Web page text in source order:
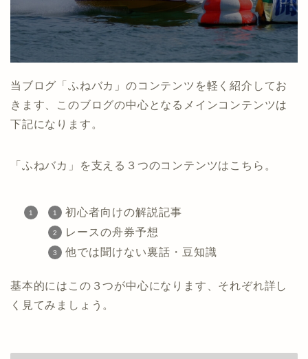
当ブログ「ふねバカ」のコンテンツを軽く紹介してお
きます、このブログの中心となるメインコンテンツは
下記になります。
「ふねバカ」を支える３つのコンテンツはこちら。
初心者向けの解説記事
レースの舟券予想
他では聞けない裏話・豆知識
基本的にはこの３つが中心になります、それぞれ詳し
く見てみましょう。